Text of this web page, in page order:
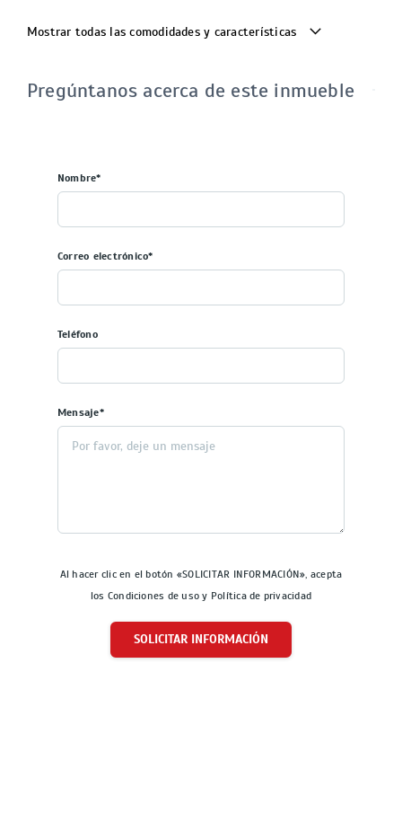
Mostrar todas las comodidades y características
Pregúntanos acerca de este inmueble
Nombre*
Correo electrónico*
Teléfono
Mensaje*
Al hacer clic en el botón «SOLICITAR INFORMACIÓN», acepta
los Condiciones de uso y Política de privacidad
SOLICITAR INFORMACIÓN